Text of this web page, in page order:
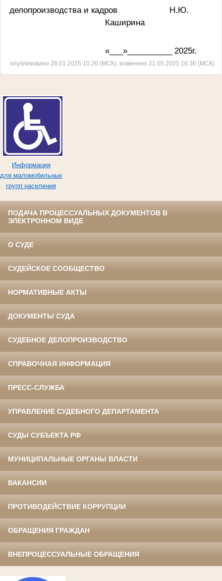
делопроизводства и кадров
Н.Ю.
Каширина
«___»__________ 2025г.
опубликовано 28.01.2025 10:26 (МСК), изменено 21.05.2025 16:36 (МСК)
Информация
для маломобильных
групп населения
ПОДАЧА ПРОЦЕССУАЛЬНЫХ ДОКУМЕНТОВ В
ЭЛЕКТРОННОМ ВИДЕ
О СУДЕ
СУДЕЙСКОЕ СООБЩЕСТВО
НОРМАТИВНЫЕ АКТЫ
ДОКУМЕНТЫ СУДА
СУДЕБНОЕ ДЕЛОПРОИЗВОДСТВО
СПРАВОЧНАЯ ИНФОРМАЦИЯ
ПРЕСС-СЛУЖБА
УПРАВЛЕНИЕ СУДЕБНОГО ДЕПАРТАМЕНТА
СУДЫ СУБЪЕКТА РФ
МУНИЦИПАЛЬНЫЕ ОРГАНЫ ВЛАСТИ
ВАКАНСИИ
ПРОТИВОДЕЙСТВИЕ КОРРУПЦИИ
ОБРАЩЕНИЯ ГРАЖДАН
ВНЕПРОЦЕССУАЛЬНЫЕ ОБРАЩЕНИЯ